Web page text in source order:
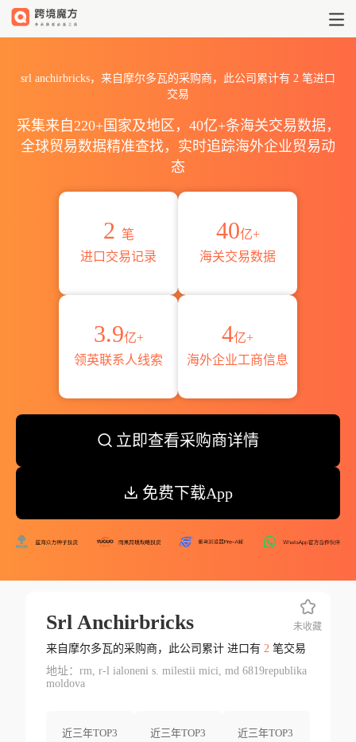
srl anchirbricks，来自摩尔多瓦的采购商，此公司累计有 2 笔进口
交易
采集来自220+国家及地区，40亿+条海关交易数据，
全球贸易数据精准查找，实时追踪海外企业贸易动
态
2 笔
进口交易记录
40亿+
海关交易数据
3.9亿+
领英联系人线索
4亿+
海外企业工商信息
立即查看采购商详情
免费下载App
Srl Anchirbricks
来自摩尔多瓦的采购商，此公司累计 进口有 2笔交易
地址：rm, r-l ialoneni s. milestii mici, md 6819republika
moldova
近三年TOP3
近三年TOP3
近三年TOP3
未收藏